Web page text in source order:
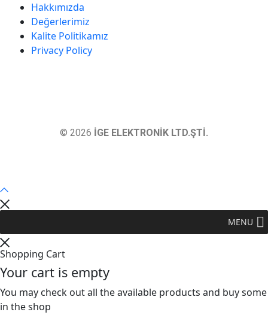
Hakkımızda
Değerlerimiz
Kalite Politikamız
Privacy Policy
© 2026 İGE ELEKTRONİK LTD.ŞTİ.
MENU
Shopping Cart
Your cart is empty
You may check out all the available products and buy some
in the shop